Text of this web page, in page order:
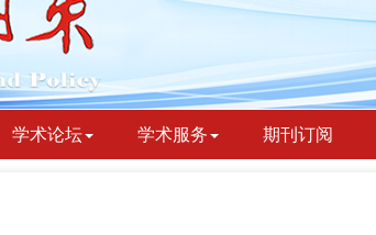
学术论坛 学术服务 期刊订阅